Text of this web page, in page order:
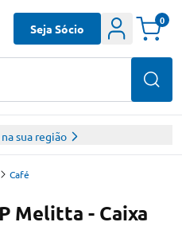
Seja Sócio
0
sua região
Café
Melitta - Caixa